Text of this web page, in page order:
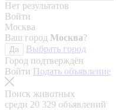
Нет результатов
Войти
Москва
Ваш город Москва?
Да
Выбрать город
Город подтверждён
Войти Подать объявление
Поиск животных
среди 20 329 объявлений